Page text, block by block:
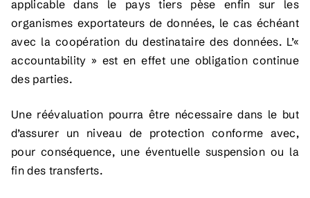
applicable dans le pays tiers pèse enfin sur les
organismes exportateurs de données, le cas échéant
avec la coopération du destinataire des données. L’«
accountability » est en effet une obligation continue
des parties.
Une réévaluation pourra être nécessaire dans le but
d’assurer un niveau de protection conforme avec,
pour conséquence, une éventuelle suspension ou la
fin des transferts.